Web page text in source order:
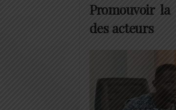
Promouvoir
des acteurs